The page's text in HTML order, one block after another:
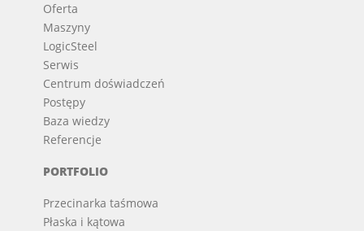
Oferta
Maszyny
LogicSteel
Serwis
Centrum doświadczeń
Postępy
Baza wiedzy
Referencje
PORTFOLIO
Przecinarka taśmowa
Płaska i kątowa